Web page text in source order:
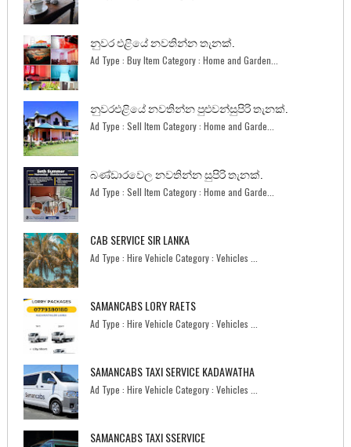
නුවර එළියේ නවතින්න තැනක්.
Ad Type : Buy Item Category : Home and Garden...
නුවරඑළියේ නවතින්න පුළුවන්සුපිරි තැනක්.
Ad Type : Sell Item Category : Home and Garde...
බණ්ඩාරවෙල නවතින්න සුපිරි තැනක්.
Ad Type : Sell Item Category : Home and Garde...
CAB SERVICE SIR LANKA
Ad Type : Hire Vehicle Category : Vehicles ...
SAMANCABS LORY RAETS
Ad Type : Hire Vehicle Category : Vehicles ...
SAMANCABS TAXI SERVICE KADAWATHA
Ad Type : Hire Vehicle Category : Vehicles ...
SAMANCABS TAXI SSERVICE